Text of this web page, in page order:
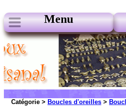
Menu
Catégorie > Boucles d'oreilles >